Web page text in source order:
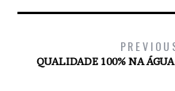
QUALIDADE 100% NA